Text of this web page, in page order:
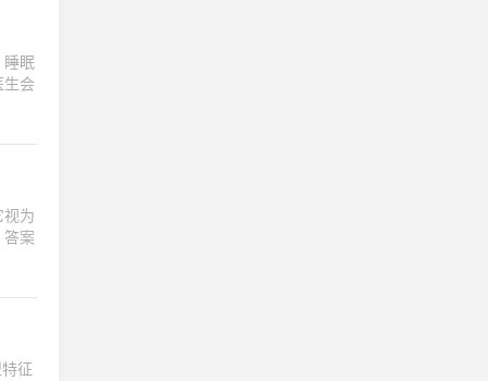
睡眠
生会
视为
答案
征